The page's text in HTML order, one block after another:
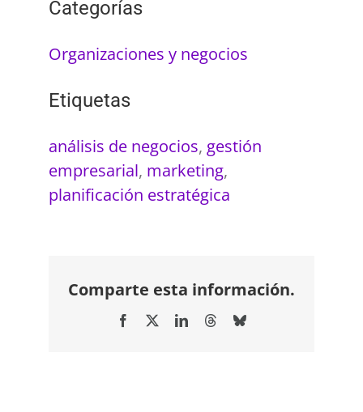
Categorías
Organizaciones y negocios
Etiquetas
análisis de negocios, gestión
empresarial, marketing,
planificación estratégica
Comparte esta información.
Facebook LinkedInThreadsBluesky